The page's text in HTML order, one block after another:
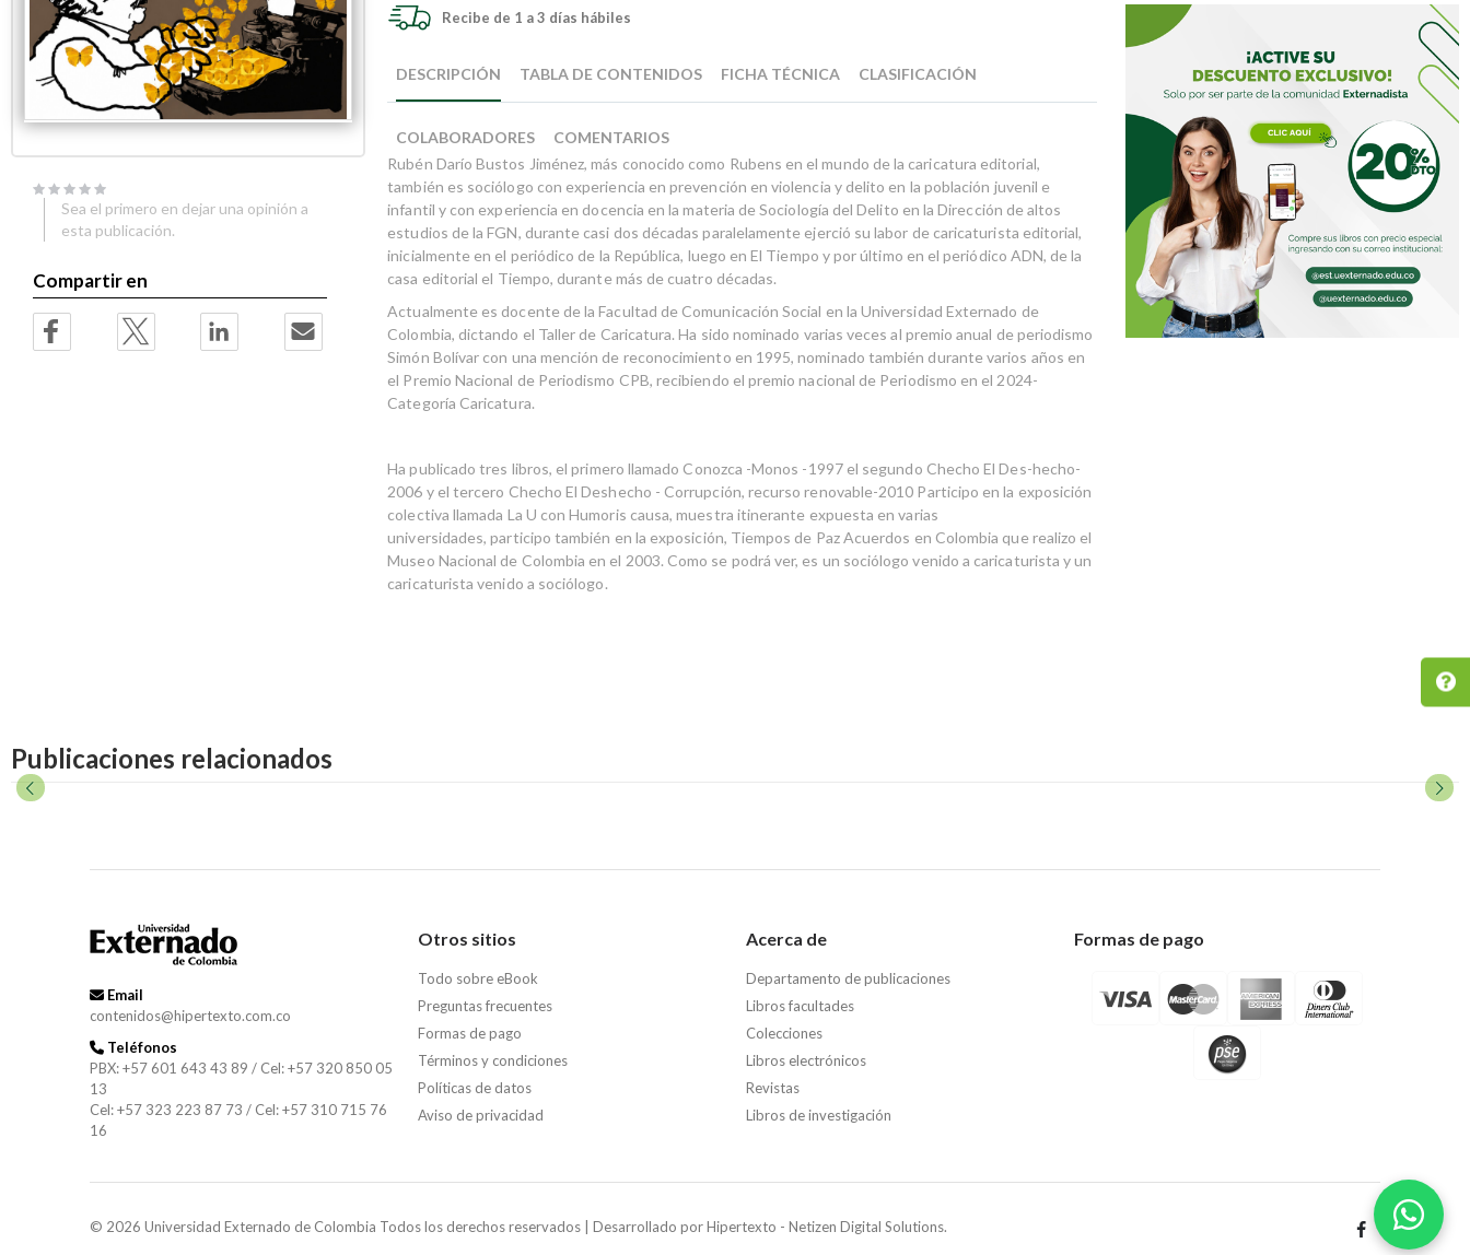
Recibe de 1 a 3 días hábiles
to
end
the
images
gallery
to
beginning
the
images
gallery
DESCRIPCIÓN
Rubén Darío Bustos Jiménez, más conocido como Rubens en el mundo de la caricatura editorial,
también es sociólogo con experiencia en prevención en violencia y delito en la población juvenil e
infantil y con experiencia en docencia en la materia de Sociología del Delito en la Dirección de altos
estudios de la FGN, durante casi dos décadas paralelamente ejerció su labor de caricaturista editorial,
inicialmente en el periódico de la República, luego en El Tiempo y por último en el periódico ADN, de la
casa editorial el Tiempo, durante más de cuatro décadas.
Actualmente es docente de la Facultad de Comunicación Social en la Universidad Externado de
Colombia, dictando el Taller de Caricatura. Ha sido nominado varias veces al premio anual de periodismo
Simón Bolívar con una mención de reconocimiento en 1995, nominado también durante varios años en
el Premio Nacional de Periodismo CPB, recibiendo el premio nacional de Periodismo en el 2024-
Categoría Caricatura.
Ha publicado tres libros, el primero llamado Conozca -Monos -1997 el segundo Checho El Des-hecho-
2006 y el tercero Checho El Deshecho - Corrupción, recurso renovable-2010 Participo en la exposición
colectiva llamada La U con Humoris causa, muestra itinerante expuesta en varias
universidades, participo también en la exposición, Tiempos de Paz Acuerdos en Colombia que realizo el
Museo Nacional de Colombia en el 2003. Como se podrá ver, es un sociólogo venido a caricaturista y un
caricaturista venido a sociólogo.
TABLA DE CONTENIDOS FICHA TÉCNICA CLASIFICACIÓN
COLABORADORES COMENTARIOS
Sea el primero en dejar una opinión a
esta publicación.
Compartir en
Publicaciones relacionados
Email
contenidos@hipertexto.com.co
Teléfonos
PBX: +57 601 643 43 89 / Cel: +57 320 850 05
13
Cel: +57 323 223 87 73 / Cel: +57 310 715 76
16
Otros sitios
Todo sobre eBook
Preguntas frecuentes
Formas de pago
Términos y condiciones
Políticas de datos
Aviso de privacidad
Acerca de
Departamento de publicaciones
Libros facultades
Colecciones
Libros electrónicos
Revistas
Libros de investigación
Formas de pago
© 2026 Universidad Externado de Colombia Todos los derechos reservados | Desarrollado porHipertexto - Netizen Digital Solutions.